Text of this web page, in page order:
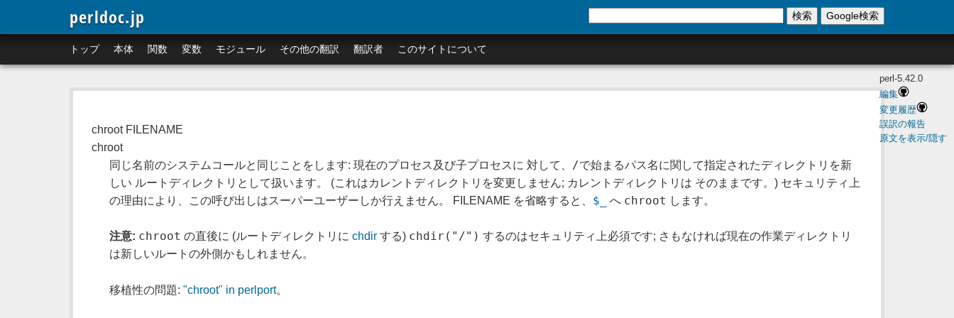
perldoc.jp
トップ 本体 関数 変数 モジュール その他の翻訳 翻訳者 このサイトについて
検索 Google検索
perl-5.42.0
編集
変更履歴
誤訳の報告
原文を表示/隠す
chroot FILENAME
chroot
同じ名前のシステムコールと同じことをします: 現在のプロセス及び子プロセスに 対して、
/で始まるパス名に関して指定されたディレクトリを新
しい ルートディレクトリとして扱います。 (これはカレントディレクトリを変更しません; カレントディレクトリは そのままです。) セキュリティ上
の理由により、この呼び出しはスーパーユーザーしか行えません。 FILENAME を省略すると、 $_ へ chroot します。
注意: chroot の直後に (ルートディレクトリにchdir する) chdir("/") するのはセキュリティ上必須です; さもなければ現在の作業ディレクトリ
は新しいルートの外側かもしれません。
移植性の問題:"chroot" in perlport。